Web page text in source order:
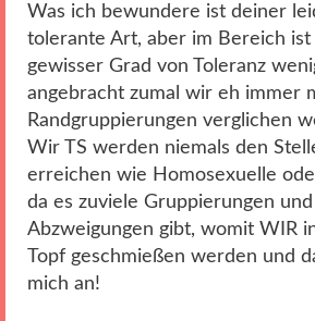
Was ich bewundere ist deiner
tolerante Art, aber im Bereich ist
gewisser Grad von Toleranz
angebracht zumal wir eh immer
Randgruppierungen verglichen
Wir TS werden niemals den
erreichen wie Homosexuelle
da es zuviele Gruppierungen und
Abzweigungen gibt, womit WIR
Topf geschmießen werden und
mich an!